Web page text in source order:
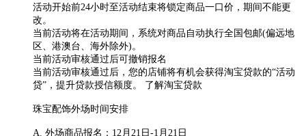
活动开始前24小时至活动结束将锁定商品一口价，期间不能更
改。
当前活动将在活动期间，系统对商品自动执行全国包邮(偏远地
区、港澳台、海外除外)。
当前活动审核通过后可撤销报名
当前活动审核通过后，您的店铺将有机会获得淘宝贷款的“活动
贷”，提升贷款授信额度。 了解淘宝贷款
珠宝配饰外场时间安排
A. 外场商品报名：12月21日-1月21日